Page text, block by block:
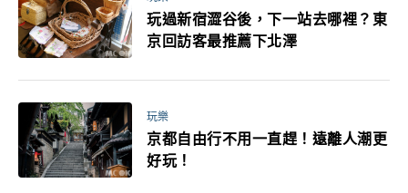
玩過新宿澀谷後，下一站去哪裡？東
京回訪客最推薦下北澤
玩樂
京都自由行不用一直趕！遠離人潮更
好玩！